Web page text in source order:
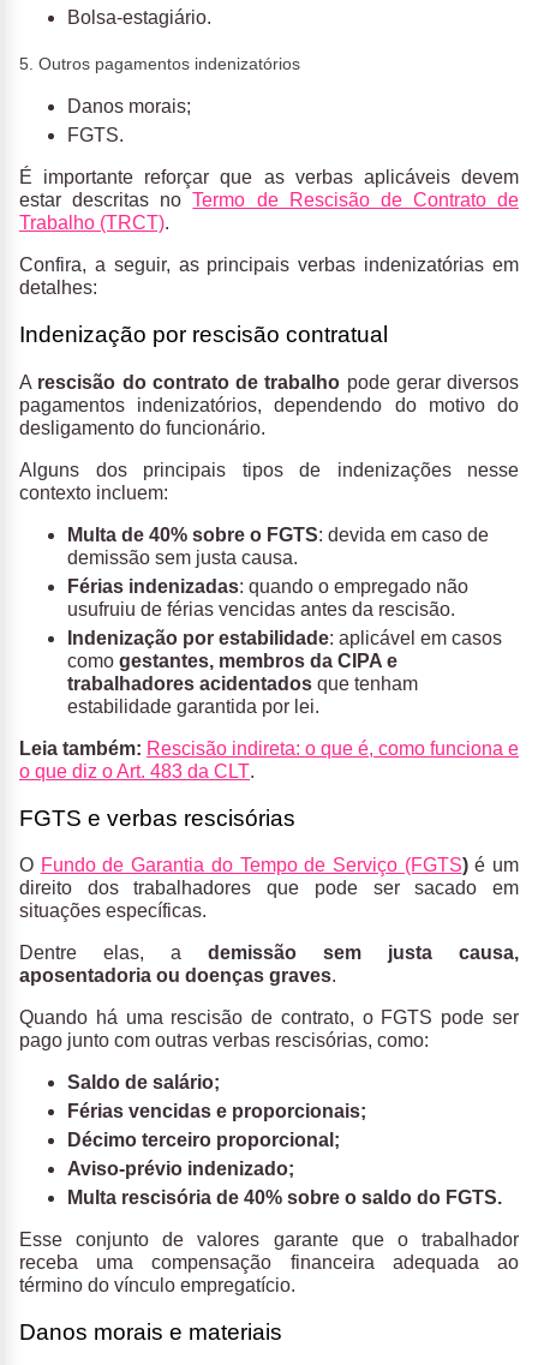
Bolsa-estagiário.
5. Outros pagamentos indenizatórios
Danos morais;
FGTS.
É importante reforçar que as verbas aplicáveis devem
estar descritas noTermo de Rescisão de Contrato de
Trabalho (TRCT).
Confira, a seguir, as principais verbas indenizatórias em
detalhes:
Indenização por rescisão contratual
A rescisão do contrato de trabalho pode gerar diversos
pagamentos indenizatórios, dependendo do motivo do
desligamento do funcionário.
Alguns dos principais tipos de indenizações nesse
contexto incluem:
Multa de 40% sobre o FGTS: devida em caso de
demissão sem justa causa.
Férias indenizadas: quando o empregado não
usufruiu de férias vencidas antes da rescisão.
Indenização por estabilidade: aplicável em casos
como gestantes, membros da CIPA e
trabalhadores acidentados que tenham
estabilidade garantida por lei.
Leia também: Rescisão indireta: o que é, como funciona e
o que diz o Art. 483 da CLT.
FGTS e verbas rescisórias
O Fundo de Garantia do Tempo de Serviço (FGTS)é um
direito dos trabalhadores que pode ser sacado em
situações específicas.
Dentre elas, a demissão sem justa causa,
aposentadoria ou doenças graves.
Quando há uma rescisão de contrato, o FGTS pode ser
pago junto com outras verbas rescisórias, como:
Saldo de salário;
Férias vencidas e proporcionais;
Décimo terceiro proporcional;
Aviso-prévio indenizado;
Multa rescisória de 40% sobre o saldo do FGTS.
Esse conjunto de valores garante que o trabalhador
receba uma compensação financeira adequada ao
término do vínculo empregatício.
Danos morais e materiais